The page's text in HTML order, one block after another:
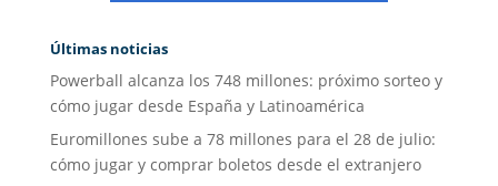
Últimas noticias
Powerball alcanza los 748 millones: próximo sorteo y
cómo jugar desde España y Latinoamérica
Euromillones sube a 78 millones para el 28 de julio:
cómo jugar y comprar boletos desde el extranjero